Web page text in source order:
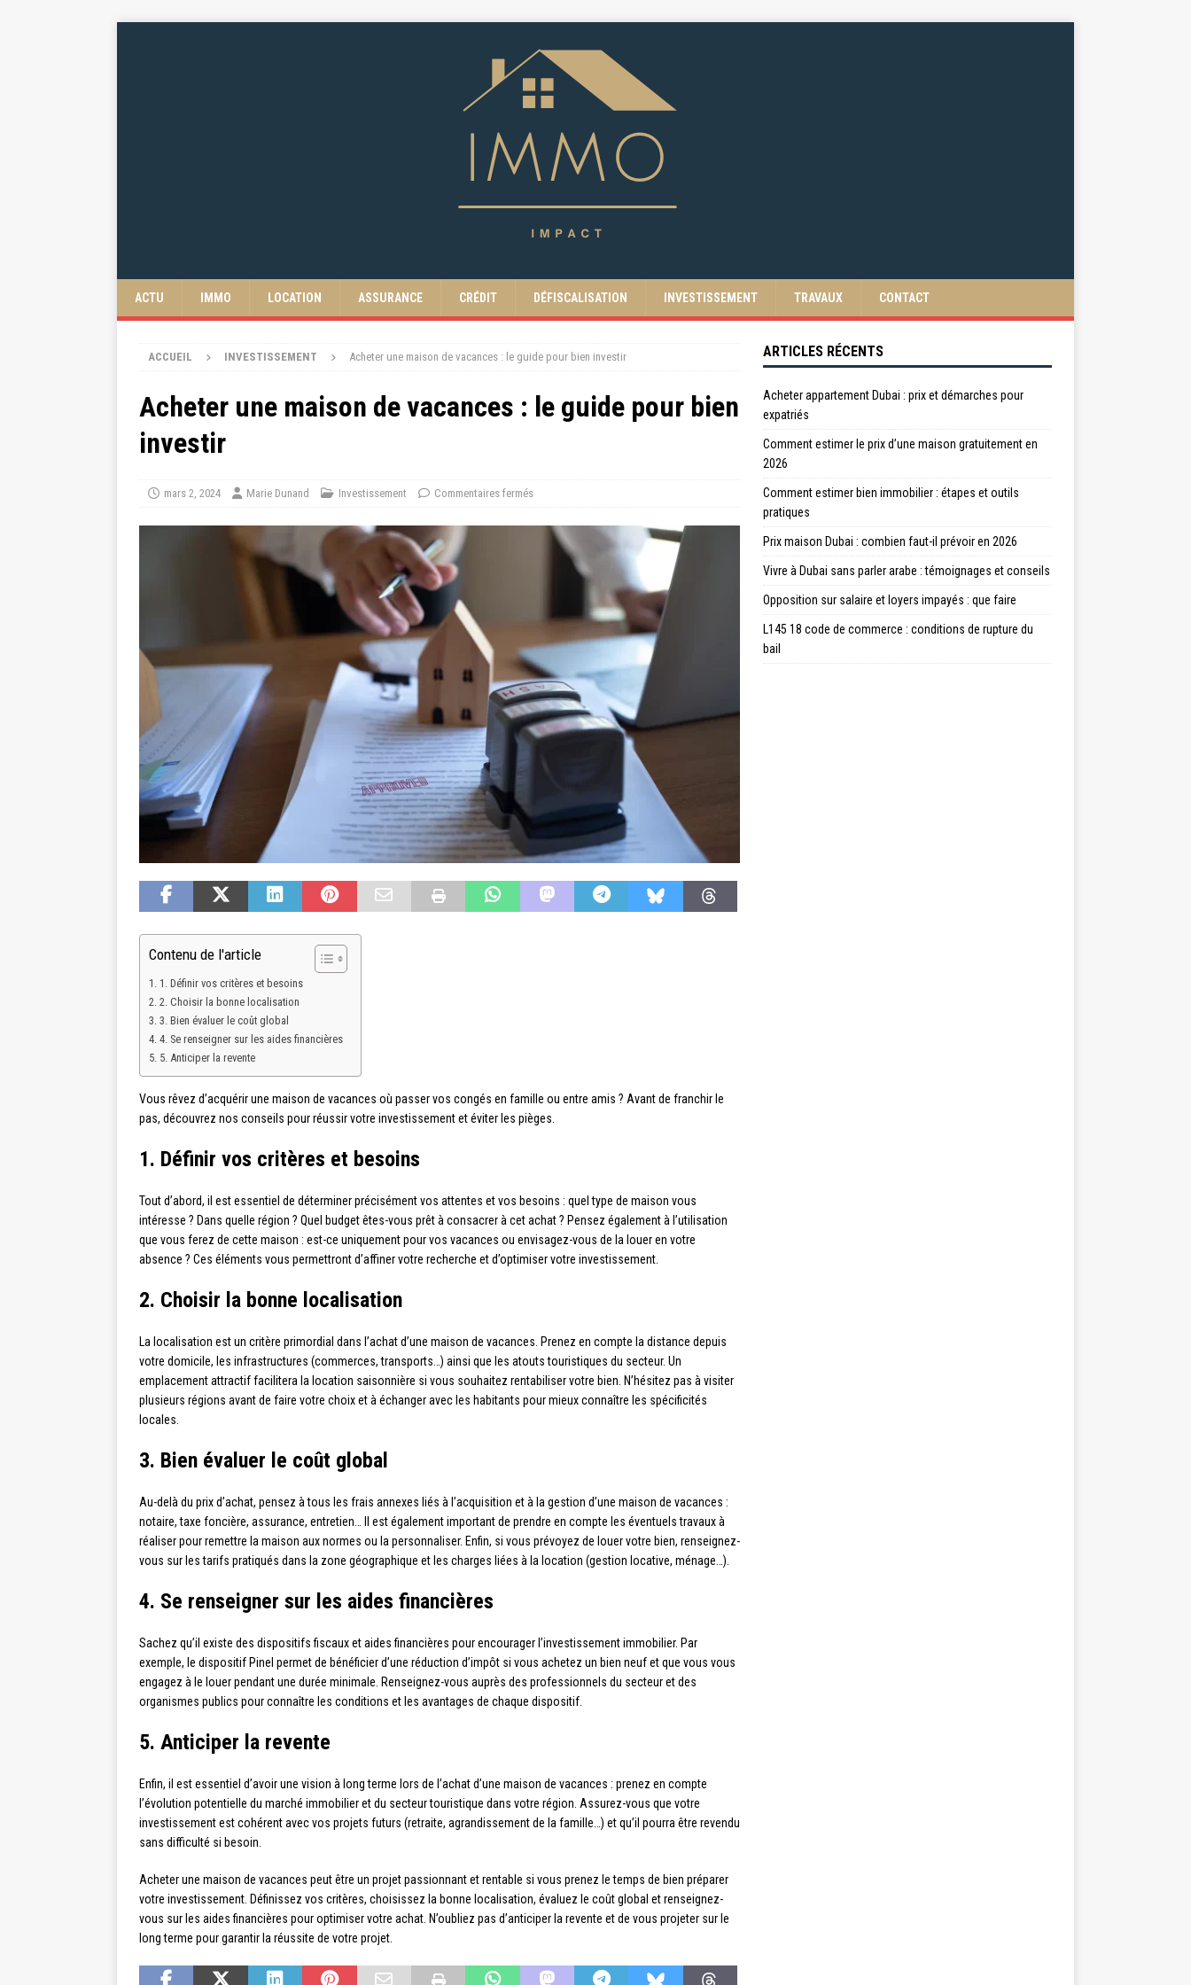
ACTU IMMO LOCATION ASSURANCE CRÉDIT DÉFISCALISATION INVESTISSEMENT TRAVAUX CONTACT
ACCUEIL INVESTISSEMENT Acheter une maison de vacances : le guide pour bien investir
Acheter une maison de vacances : le guide pour bien
investir
mars 2, 2024 Marie Dunand Investissement Commentaires fermés
Contenu de l'article
1. Définir vos critères et besoins
2. Choisir la bonne localisation
3. Bien évaluer le coût global
4. Se renseigner sur les aides financières
5. Anticiper la revente
Vous rêvez d’acquérir une maison de vacances où passer vos congés en famille ou entre amis ? Avant de franchir le
pas, découvrez nos conseils pour réussir votre investissement et éviter les pièges.
1. Définir vos critères et besoins
Tout d’abord, il est essentiel de déterminer précisément vos attentes et vos besoins : quel type de maison vous
intéresse ? Dans quelle région ? Quel budget êtes-vous prêt à consacrer à cet achat ? Pensez également à l’utilisation
que vous ferez de cette maison : est-ce uniquement pour vos vacances ou envisagez-vous de la louer en votre
absence ? Ces éléments vous permettront d’affiner votre recherche et d’optimiser votre investissement.
2. Choisir la bonne localisation
La localisation est un critère primordial dans l’achat d’une maison de vacances. Prenez en compte la distance depuis
votre domicile, les infrastructures (commerces, transports…) ainsi que les atouts touristiques du secteur. Un
emplacement attractif facilitera la location saisonnière si vous souhaitez rentabiliser votre bien. N’hésitez pas à visiter
plusieurs régions avant de faire votre choix et à échanger avec les habitants pour mieux connaître les spécificités
locales.
3. Bien évaluer le coût global
Au-delà du prix d’achat, pensez à tous les frais annexes liés à l’acquisition et à la gestion d’une maison de vacances :
notaire, taxe foncière, assurance, entretien… Il est également important de prendre en compte les éventuels travaux à
réaliser pour remettre la maison aux normes ou la personnaliser. Enfin, si vous prévoyez de louer votre bien, renseignez-
vous sur les tarifs pratiqués dans la zone géographique et les charges liées à la location (gestion locative, ménage…).
4. Se renseigner sur les aides financières
Sachez qu’il existe des dispositifs fiscaux et aides financières pour encourager l’investissement immobilier. Par
exemple, le dispositif Pinel permet de bénéficier d’une réduction d’impôt si vous achetez un bien neuf et que vous vous
engagez à le louer pendant une durée minimale. Renseignez-vous auprès des professionnels du secteur et des
organismes publics pour connaître les conditions et les avantages de chaque dispositif.
5. Anticiper la revente
Enfin, il est essentiel d’avoir une vision à long terme lors de l’achat d’une maison de vacances : prenez en compte
l’évolution potentielle du marché immobilier et du secteur touristique dans votre région. Assurez-vous que votre
investissement est cohérent avec vos projets futurs (retraite, agrandissement de la famille…) et qu’il pourra être revendu
sans difficulté si besoin.
Acheter une maison de vacances peut être un projet passionnant et rentable si vous prenez le temps de bien préparer
votre investissement. Définissez vos critères, choisissez la bonne localisation, évaluez le coût global et renseignez-
vous sur les aides financières pour optimiser votre achat. N’oubliez pas d’anticiper la revente et de vous projeter sur le
long terme pour garantir la réussite de votre projet.
ARTICLES RÉCENTS
Acheter appartement Dubai : prix et démarches pour
expatriés
Comment estimer le prix d’une maison gratuitement en
2026
Comment estimer bien immobilier : étapes et outils
pratiques
Prix maison Dubai : combien faut-il prévoir en 2026
Vivre à Dubai sans parler arabe : témoignages et conseils
Opposition sur salaire et loyers impayés : que faire
L145 18 code de commerce : conditions de rupture du
bail